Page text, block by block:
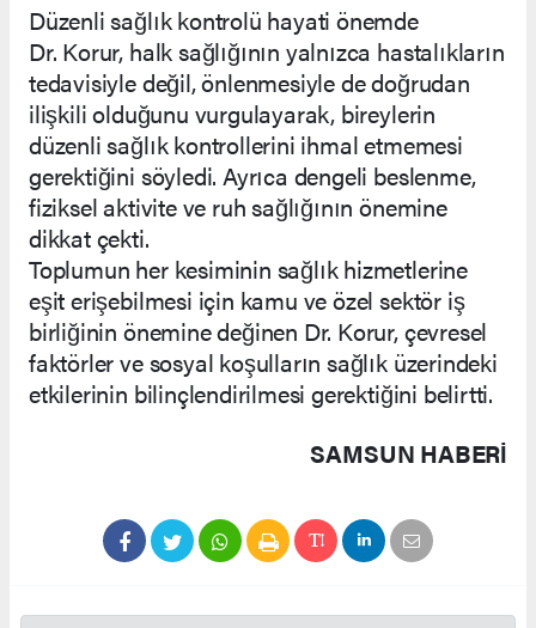
Düzenli sağlık kontrolü hayati önemde
Dr. Korur, halk sağlığının yalnızca hastalıkların
tedavisiyle değil, önlenmesiyle de doğrudan
ilişkili olduğunu vurgulayarak, bireylerin
düzenli sağlık kontrollerini ihmal etmemesi
gerektiğini söyledi. Ayrıca dengeli beslenme,
fiziksel aktivite ve ruh sağlığının önemine
dikkat çekti.
Toplumun her kesiminin sağlık hizmetlerine
eşit erişebilmesi için kamu ve özel sektör iş
birliğinin önemine değinen Dr. Korur, çevresel
faktörler ve sosyal koşulların sağlık üzerindeki
etkilerinin bilinçlendirilmesi gerektiğini belirtti.
SAMSUN HABERİ